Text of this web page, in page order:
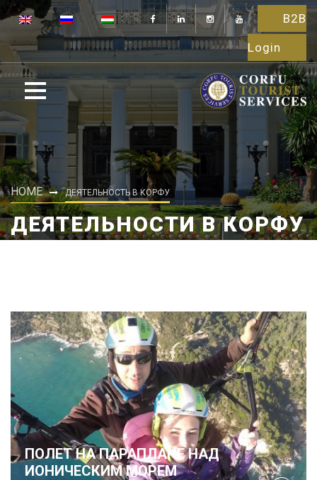
B2B
Login
HOME ДЕЯТЕЛЬНОСТЬ В КОРФУ
ДЕЯТЕЛЬНОСТИ В КОРФУ
ПОЛЕТ НА ПАРАПЛАНЕ НАД
ИОНИЧЕСКИМ МОРЕМ